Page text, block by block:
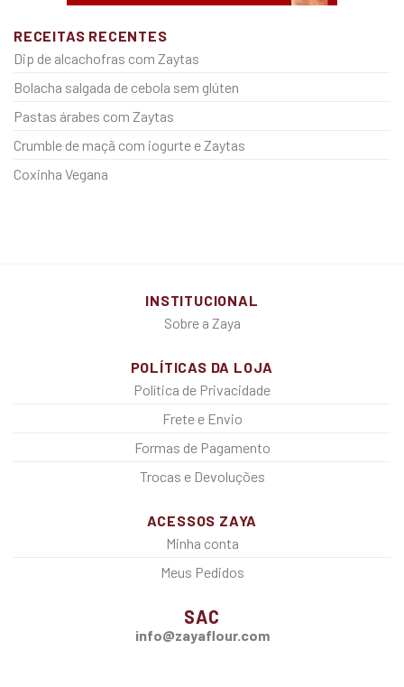
RECEITAS RECENTES
Dip de alcachofras com Zaytas
Bolacha salgada de cebola sem glúten
Pastas árabes com Zaytas
Crumble de maçã com iogurte e Zaytas
Coxinha Vegana
INSTITUCIONAL
Sobre a Zaya
POLÍTICAS DA LOJA
Política de Privacidade
Frete e Envio
Formas de Pagamento
Trocas e Devoluções
ACESSOS ZAYA
Minha conta
Meus Pedidos
SAC
info@zayaflour.com